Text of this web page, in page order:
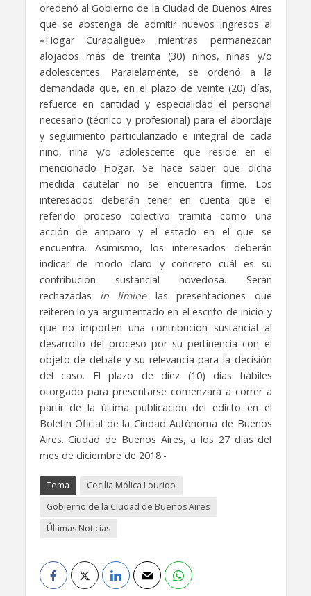
oredenó al Gobierno de la Ciudad de Buenos Aires
que se abstenga de admitir nuevos ingresos al
«Hogar Curapaligüe» mientras permanezcan
alojados más de treinta (30) niños, niñas y/o
adolescentes. Paralelamente, se ordenó a la
demandada que, en el plazo de veinte (20) días,
refuerce en cantidad y especialidad el personal
necesario (técnico y profesional) para el abordaje
y seguimiento particularizado e integral de cada
niño, niña y/o adolescente que reside en el
mencionado Hogar. Se hace saber que dicha
medida cautelar no se encuentra firme. Los
interesados deberán tener en cuenta que el
referido proceso colectivo tramita como una
acción de amparo y el estado en el que se
encuentra. Asimismo, los interesados deberán
indicar de modo claro y concreto cuál es su
contribución sustancial novedosa. Serán
rechazadas in líminelas presentaciones que
reiteren lo ya argumentado en el escrito de inicio y
que no importen una contribución sustancial al
desarrollo del proceso por su pertinencia con el
objeto de debate y su relevancia para la decisión
del caso. El plazo de diez (10) días hábiles
otorgado para presentarse comenzará a correr a
partir de la última publicación del edicto en el
Boletín Oficial de la Ciudad Autónoma de Buenos
Aires. Ciudad de Buenos Aires, a los 27 días del
mes de diciembre de 2018.-
Tema
Cecilia Mólica Lourido
Gobierno de la Ciudad de Buenos Aires
Últimas Noticias